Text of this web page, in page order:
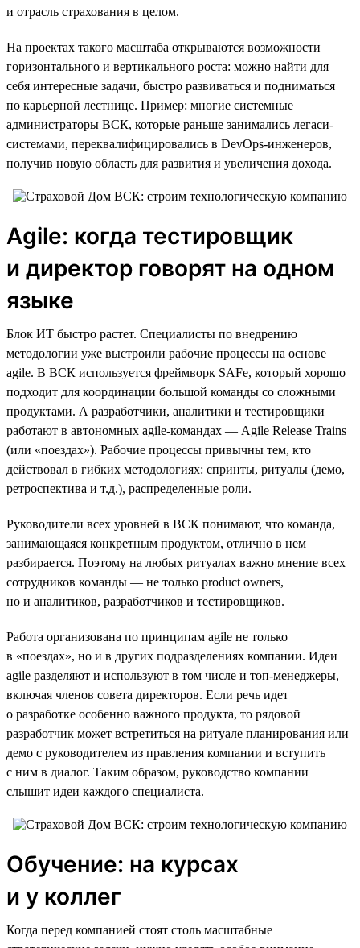
и отрасль страхования в целом.
На проектах такого масштаба открываются возможности
горизонтального и вертикального роста: можно найти для
себя интересные задачи, быстро развиваться и подниматься
по карьерной лестнице. Пример: многие системные
администраторы ВСК, которые раньше занимались легаси-
системами, переквалифицировались в DevOps-инженеров,
получив новую область для развития и увеличения дохода.
Agile: когда тестировщик
и директор говорят на одном
языке
Блок ИТ быстро растет. Специалисты по внедрению
методологии уже выстроили рабочие процессы на основе
agile. В ВСК используется фреймворк SAFe, который хорошо
подходит для координации большой команды со сложными
продуктами. А разработчики, аналитики и тестировщики
работают в автономных agile-командах — Agile Release Trains
(или «поездах»). Рабочие процессы привычны тем, кто
действовал в гибких методологиях: спринты, ритуалы (демо,
ретроспектива и т.д.), распределенные роли.
Руководители всех уровней в ВСК понимают, что команда,
занимающаяся конкретным продуктом, отлично в нем
разбирается. Поэтому на любых ритуалах важно мнение всех
сотрудников команды — не только product owners,
но и аналитиков, разработчиков и тестировщиков.
Работа организована по принципам agile не только
в «поездах», но и в других подразделениях компании. Идеи
agile разделяют и используют в том числе и топ-менеджеры,
включая членов совета директоров. Если речь идет
о разработке особенно важного продукта, то рядовой
разработчик может встретиться на ритуале планирования или
демо с руководителем из правления компании и вступить
с ним в диалог. Таким образом, руководство компании
слышит идеи каждого специалиста.
Обучение: на курсах
и у коллег
Когда перед компанией стоят столь масштабные